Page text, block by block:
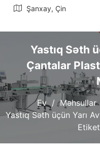
Şanxay, Çin
Yastıq Səth
Çantalar
Ev Məhsullar
Yastıq Səth üçün Yarı